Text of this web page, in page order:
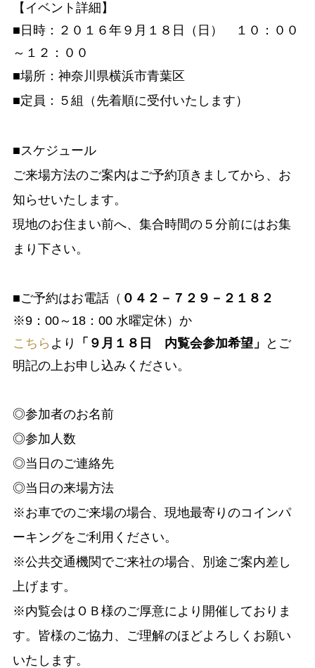
【イベント詳細】
■日時：２０１６年９月１８日（日） １０：００
～１２：００
■場所：神奈川県横浜市青葉区
■定員：５組
（先着順に受付いたします）
■スケジュール
ご来場方法のご案内はご予約頂きましてから、お
知らせいたします。
現地のお住まい前へ、集合時間の５分前にはお集
まり下さい。
■ご予約はお電話（ ０４２－ ７２９－２１８２
※9：00～18：00 水曜定休）か
こちら より 「９月１８日 内覧会参加希望」
とご
明記の上お申し込みください。
◎参加者のお名前
◎参加人数
◎当日のご連絡先
◎当日の来場方法
※お車でのご来場の場合、現地最寄りのコインパ
ーキングをご利用ください。
※公共交通機関でご来社の場合、別途ご案内差し
上げます。
※内覧会はＯＢ様のご厚意により開催しておりま
す。皆様のご協力、ご理解のほどよろしくお願い
いたします。